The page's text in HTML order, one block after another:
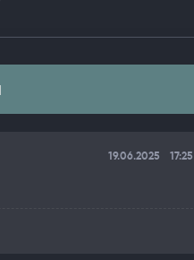
19.06.2025 17:25